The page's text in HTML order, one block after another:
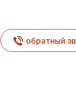
обратный